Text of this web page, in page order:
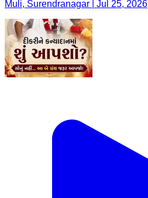
Muli, Surendranagar | Jul 25, 2026